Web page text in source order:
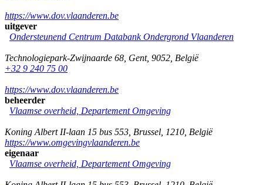
https://www.dov.vlaanderen.be
uitgever
Ondersteunend Centrum Databank Ondergrond Vlaanderen
Technologiepark-Zwijnaarde 68 Gent, 9052 België
+32 9 240 75 00
https://www.dov.vlaanderen.be
beheerder
Vlaamse overheid, Departement Omgeving
Koning Albert II-laan 15 bus 553 Brussel 1210 België
https://www.omgevingvlaanderen.be
eigenaar
Vlaamse overheid, Departement Omgeving